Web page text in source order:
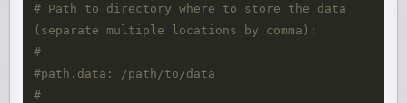
# Path to directory where to store the data
(separate multiple locations by comma):
#
#path.data: /path/to/data
#